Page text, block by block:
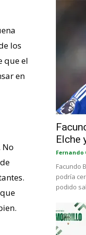
los
que el
en
No
Elche
Fernando
Facundo
podría
podido